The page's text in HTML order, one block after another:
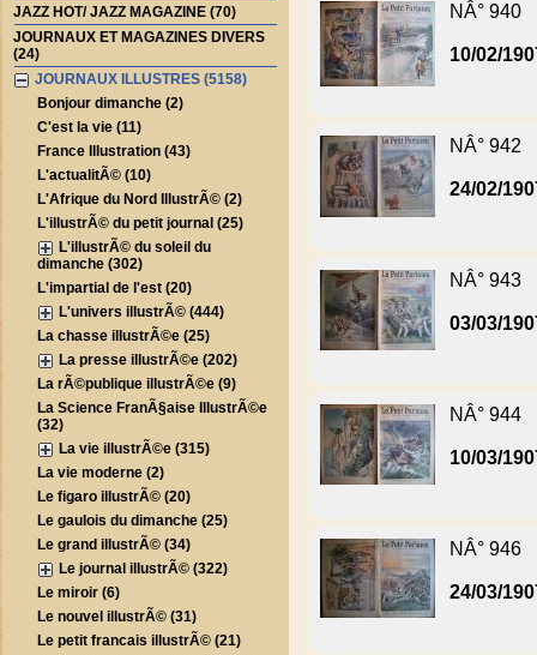
JAZZ HOT/ JAZZ MAGAZINE (70)
JOURNAUX ET MAGAZINES DIVERS
(24)
JOURNAUX ILLUSTRES (5158)
Bonjour dimanche (2)
C'est la vie (11)
France Illustration (43)
L'actualitÃ© (10)
L'Afrique du Nord IllustrÃ© (2)
L'illustrÃ© du petit journal (25)
L'illustrÃ© du soleil du
dimanche (302)
L'impartial de l'est (20)
L'univers illustrÃ© (444)
La chasse illustrÃ©e (25)
La presse illustrÃ©e (202)
La rÃ©publique illustrÃ©e (9)
La Science FranÃ§aise IllustrÃ©e
(32)
La vie illustrÃ©e (315)
La vie moderne (2)
Le figaro illustrÃ© (20)
Le gaulois du dimanche (25)
Le grand illustrÃ© (34)
Le journal illustrÃ© (322)
Le miroir (6)
Le nouvel illustrÃ© (31)
Le petit francais illustrÃ© (21)
NÂ° 940
10/02/
NÂ° 942
24/02/
NÂ° 943
03/03/
NÂ° 944
10/03/
NÂ° 946
24/03/